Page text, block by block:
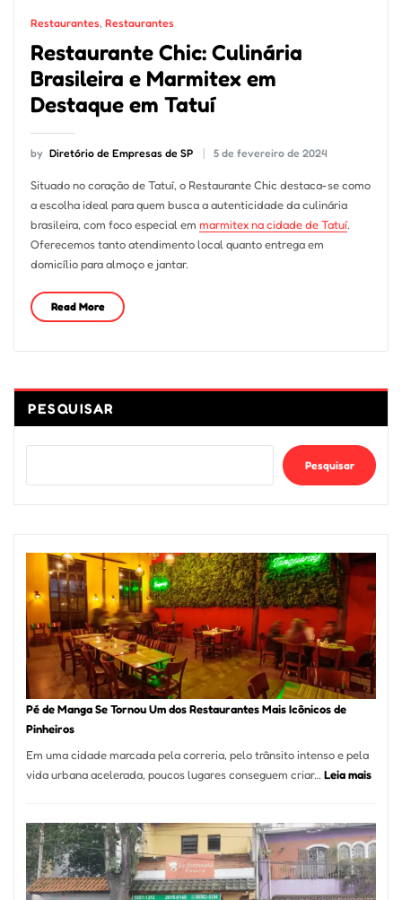
Restaurantes, Restaurantes
Restaurante Chic: Culinária
Brasileira e Marmitex em
Destaque em Tatuí
by Diretório de Empresas de SP 5 de fevereiro de 2024
Situado no coração de Tatuí, o Restaurante Chic destaca-se como
a escolha ideal para quem busca a autenticidade da culinária
brasileira, com foco especial em marmitex na cidade de Tatuí.
Oferecemos tanto atendimento local quanto entrega em
domicílio para almoço e jantar.
Read More
PESQUISAR
Pesquisar
Pé de Manga Se Tornou Um dos Restaurantes Mais Icônicos de
Pinheiros
Em uma cidade marcada pela correria, pelo trânsito intenso e pela
vida urbana acelerada, poucos lugares conseguem criar… Leia mais:
Se
Um